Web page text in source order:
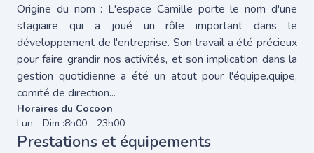
Origine du nom : L'espace Camille porte le nom d'une
stagiaire qui a joué un rôle important dans le
développement de l'entreprise. Son travail a été précieux
pour faire grandir nos activités, et son implication dans la
gestion quotidienne a été un atout pour l'équipe.quipe,
comité de direction...
Horaires du Cocoon
Lun - Dim :8h00 - 23h00
Prestations et équipements